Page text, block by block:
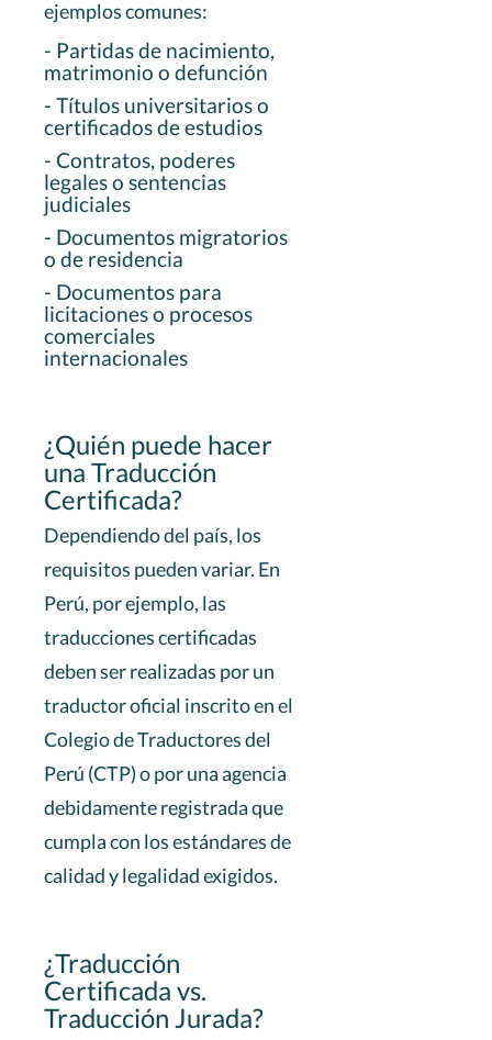
ejemplos comunes:
- Partidas de nacimiento,
matrimonio o defunción
- Títulos universitarios o
certificados de estudios
- Contratos, poderes
legales o sentencias
judiciales
- Documentos migratorios
o de residencia
- Documentos para
licitaciones o procesos
comerciales
internacionales
¿Quién puede hacer
una Traducción
Certificada?
Dependiendo del país, los
requisitos pueden variar. En
Perú, por ejemplo, las
traducciones certificadas
deben ser realizadas por un
traductor oficial inscrito en el
Colegio de Traductores del
Perú (CTP) o por una agencia
debidamente registrada que
cumpla con los estándares de
calidad y legalidad exigidos.
¿Traducción
Certificada vs.
Traducción Jurada?